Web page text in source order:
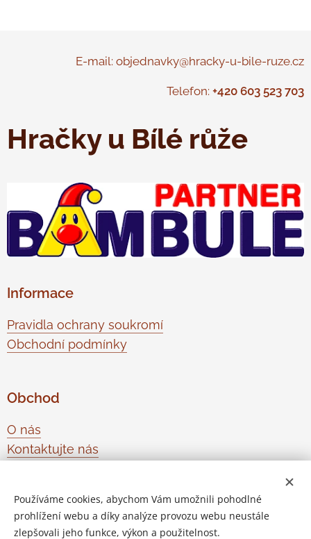
E-mail: objednavky@hracky-u-bile-ruze.cz
Telefon: +420 603 523 703
Hračky u Bílé růže
Informace
Pravidla ochrany soukromí
Obchodní podmínky
Obchod
O nás
Kontaktujte nás
Vytvořeno službouWebnode Cookies
Používáme cookies, abychom Vám umožnili pohodlné
prohlížení webu a díky analýze provozu webu neustále
zlepšovali jeho funkce, výkon a použitelnost.